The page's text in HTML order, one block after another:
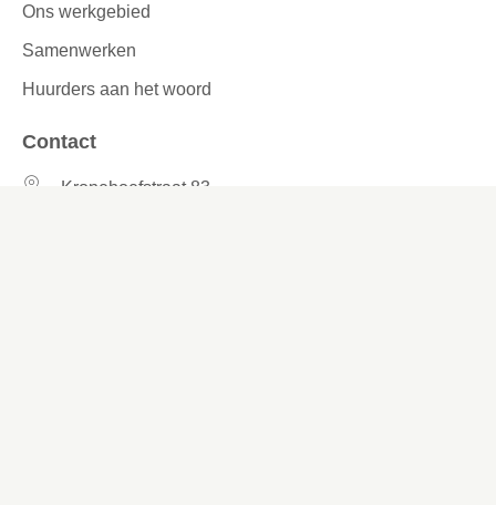
Ons werkgebied
Samenwerken
Huurders aan het woord
Contact
Kronehoefstraat 83